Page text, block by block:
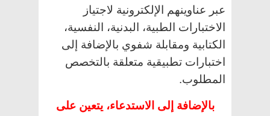
عبر عناوينهم الإلكترونية لاجتياز
الاختبارات الطبية، البدنية، النفسية،
الكتابية ومقابلة شفوي بالإضافة إلى
اختبارات تطبيقية متعلقة بالتخصص
المطلوب.
بالإضافة إلى الاستدعاء، يتعين على